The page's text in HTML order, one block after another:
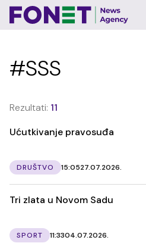
#SSS
Rezultati: 11
Ućutkivanje pravosuđa
DRUŠTVO 15:0527.07.2026.
Tri zlata u Novom Sadu
SPORT 11:3304.07.2026.